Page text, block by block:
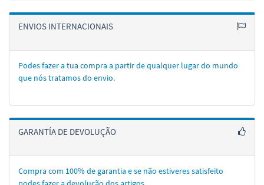
ENVIOS INTERNACIONAIS
Podes fazer a tua compra a partir de qualquer lugar do mundo
que nós tratamos do envio.
GARANTÍA DE DEVOLUÇÃO
Compra com 100% de garantia e se não estiveres satisfeito